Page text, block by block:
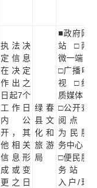
执法决
定信息
在决定
作出之
日起7个
工作日
内公
开，其
他相关
信息形
成或变
更之日
绿春
县文
化和
旅游
局
■政府网
站 □两
微一端
□广播电
视 □纸
质媒体
□公开查
阅点 □
为民服
务中心
□便民服
务站 □
入户/现